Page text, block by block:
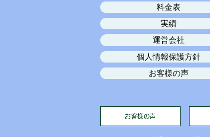
料金表
実績
運営会社
個人情報保護方針
お客様の声
お客様の声